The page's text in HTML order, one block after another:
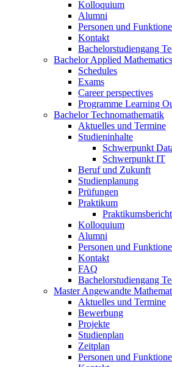
Kolloquium
Alumni
Personen und
Kontakt
Bachelorstudiengang
Bachelor Applied Mathematics
Schedules
Exams
Career perspectives
Programme Learning
Bachelor Technomathematik
Aktuelles und Termine
Studieninhalte
Schwerpunkt
Schwerpunkt IT
Beruf und Zukunft
Studienplanung
Prüfungen
Praktikum
Kolloquium
Alumni
Personen und
Kontakt
FAQ
Bachelorstudiengang
Master Angewandte
Aktuelles und Termine
Bewerbung
Projekte
Studienplan
Zeitplan
Personen und